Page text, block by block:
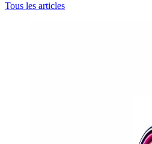
Tous les articles